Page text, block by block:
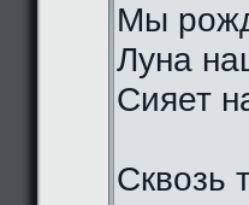
Мы
Луна
Сияет
Сквозь